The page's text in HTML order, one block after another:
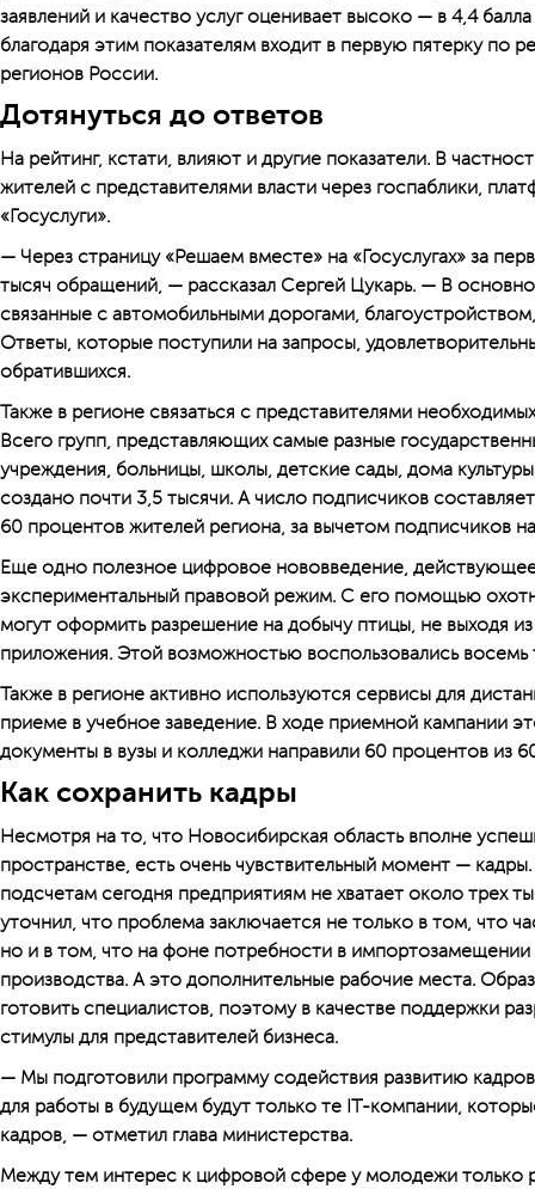
заявлений и качество услуг оценивает высоко — в 4,4
благодаря этим показателям входит в первую пятерку по
регионов России.
Дотянуться до ответов
На рейтинг, кстати, влияют и другие показатели. В
жителей с представителями власти через госпаблики,
«Госуслуги».
— Через страницу «Решаем вместе» на «Госуслугах» за
тысяч обращений, — рассказал Сергей Цукарь. — В
связанные с автомобильными дорогами,
Ответы, которые поступили на запросы,
обратившихся.
Также в регионе связаться с представителями
Всего групп, представляю­щих самые разные
учреждения, больницы, школы, детские сады, дома
создано почти 3,5 тысячи. А число подписчиков
60 процентов жителей региона, за вычетом подписчиков
Еще одно полезное цифровое нововведение,
экспериментальный правовой режим. С его помощью
могут оформить разрешение на добычу птицы, не выходя
приложения. Этой возможностью воспользовались восемь
Также в регионе активно используются сервисы для
приеме в учебное заведение. В ходе приемной кампании
документы в вузы и колледжи направили 60 процентов из
Как сохранить кадры
Несмотря на то, что Новосибирская область вполне
пространстве, есть очень чувствительный момент —
подсчетам сегодня предприя­тиям не хватает около трех
уточнил, что проблема заключается не только в том, что
но и в том, что на фоне потребности в
производства. А это дополнительные рабочие места.
готовить специалистов, поэтому в качестве поддержки
стимулы для представителей бизнеса.
— Мы подготовили программу содействия развитию
для работы в будущем будут только те IT-компании,
кадров, — отметил глава министерства.
Между тем интерес к цифровой сфере у молодежи только